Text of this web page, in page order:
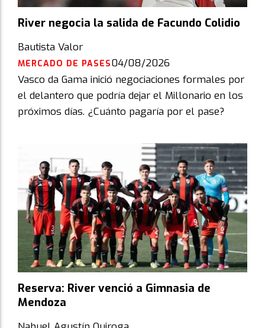
River negocia la salida de Facundo Colidio
Bautista Valor
MERCADO DE PASES04/08/2026
Vasco da Gama inició negociaciones formales por
el delantero que podría dejar el Millonario en los
próximos días. ¿Cuánto pagaría por el pase?
Reserva: River venció a Gimnasia de
Mendoza